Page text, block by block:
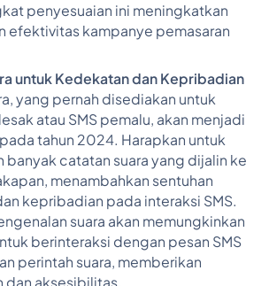
penyesuaian ini meningkatkan
efektivitas kampanye pemasaran
untuk Kedekatan dan Kepribadian
yang pernah disediakan untuk
atau SMS pemalu, akan menjadi
tahun 2024. Harapkan untuk
banyak catatan suara yang dijalin ke
menambahkan sentuhan
kepribadian pada interaksi SMS.
suara akan memungkinkan
berinteraksi dengan pesan SMS
perintah suara, memberikan
dan aksesibilitas.